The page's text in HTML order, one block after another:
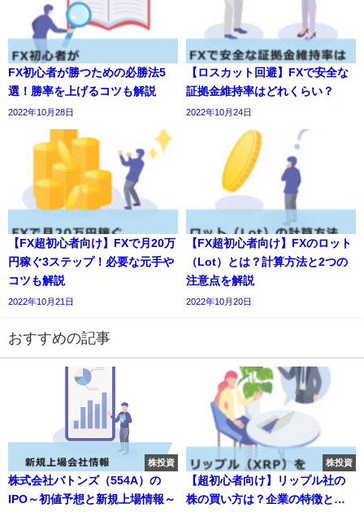
FX初心者が勝つための必勝法5
選！勝率を上げるコツも解説
2022年10月28日
【ロスカット回避】FXで安全な
証拠金維持率はどれくらい？
2022年10月24日
【FX超初心者向け】FXで月20万
円稼ぐ3ステップ！必要な元手や
コツも解説
2022年10月21日
【FX超初心者向け】FXのロット
（Lot）とは？計算方法と2つの
注意点を解説
2022年10月20日
おすすめの記事
株投資
株式会社バトンズ（554A）の
IPO～初値予想と新規上場情報～
株投資
【超初心者向け】リップル社の
株の買い方は？企業の特徴と暗